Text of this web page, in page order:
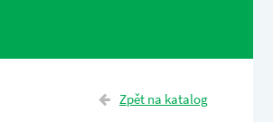
Zpět na katalog